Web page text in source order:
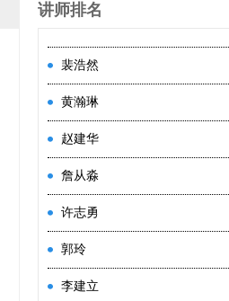
讲师排名
裴浩然
黄瀚琳
赵建华
詹从淼
许志勇
郭玲
李建立